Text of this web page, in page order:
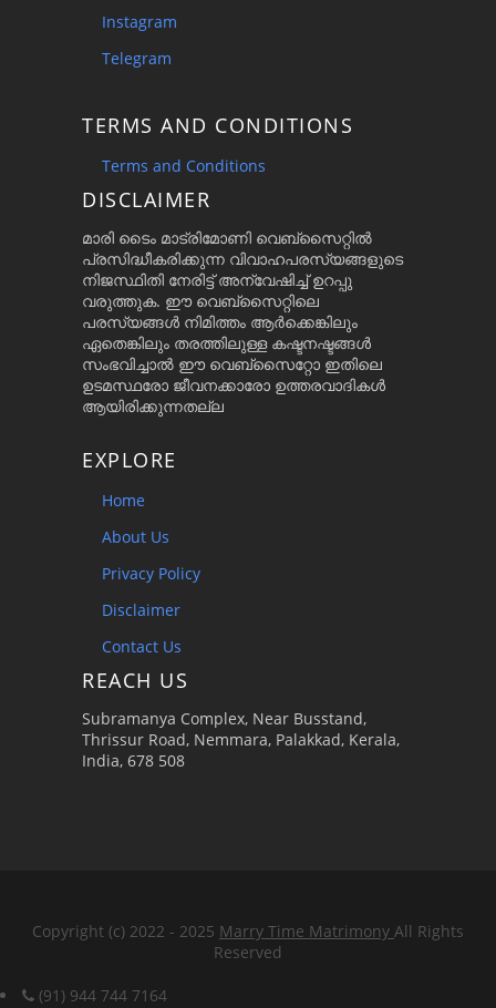
Instagram
Telegram
TERMS AND CONDITIONS
Terms and Conditions
DISCLAIMER
മാരി ടൈം മാട്രിമോണി വെബ്സൈറ്റിൽ
പ്രസിദ്ധീകരിക്കുന്ന വിവാഹപരസ്യങ്ങളുടെ
നിജസ്ഥിതി നേരിട്ട് അന്വേഷിച്ച് ഉറപ്പു
വരുത്തുക. ഈ വെബ്സൈറ്റിലെ
പരസ്യങ്ങൾ നിമിത്തം ആർക്കെങ്കിലും
ഏതെങ്കിലും തരത്തിലുള്ള കഷ്ടനഷ്ടങ്ങൾ
സംഭവിച്ചാൽ ഈ വെബ്സൈറ്റോ ഇതിലെ
ഉടമസ്ഥരോ ജീവനക്കാരോ ഉത്തരവാദികൾ
ആയിരിക്കുന്നതല്ല
EXPLORE
Home
About Us
Privacy Policy
Disclaimer
Contact Us
REACH US
Subramanya Complex, Near Busstand,
Thrissur Road, Nemmara, Palakkad, Kerala,
India, 678 508
Copyright (c) 2022 - 2025 Marry Time Matrimony All Rights
Reserved
(91) 944 744 7164